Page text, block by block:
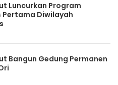
Luncurkan Program
Pertama Diwilayah
Bangun Gedung Permanen